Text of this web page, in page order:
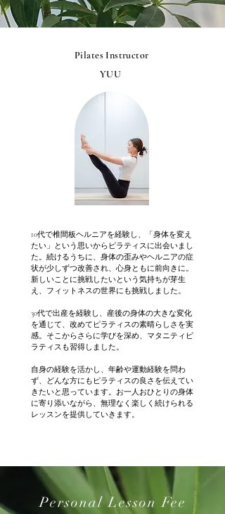
Pilates Instructor
YUU
10代で椎間板ヘルニアを経験し、「身体を変え
たい」という思いからピラティスに出会いまし
た。続けるうちに、身体の歪みやヘルニアの症
状が少しずつ改善され、心身ともに前向きに。
新しいことに挑戦したいという気持ちが芽生
え、フィットネスの世界にも挑戦しました。
30代で出産を経験し、産後の身体の大きな変化
を通じて、改めてピラティスの素晴らしさを実
感。そこからさらに学びを深め、マタニティピ
ラティスも習得しました。
自身の経験を活かし、年齢や運動経験を問わ
ず、どんな方にもピラティスの良さを伝えてい
きたいと思っています。お一人おひとりの身体
に寄り添いながら、無理なく楽しく続けられる
レッスンを提供していきます。
Personal ​Lesson Fee